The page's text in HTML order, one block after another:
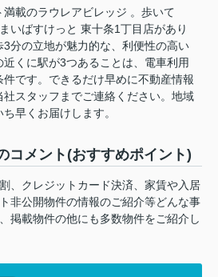
満載のラウレアビレッジ 。歩いて
いばすけっと 東十条1丁目店があり
3分の立地が魅力的な、利便性の高い
くに駅が3つあることは、電車利用
です。できるだけ早めに不動産情報
社スタッフまでご連絡ください。地域
早くお届けします。
コメント(おすすめポイント)
、クレジットカード決済、家賃や入居
非公開物件の情報のご紹介等どんな事
掲載物件の他にも多数物件をご紹介し